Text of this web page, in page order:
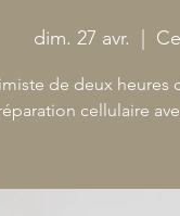
dim. 27 avr.
de deux heures
cellulaire